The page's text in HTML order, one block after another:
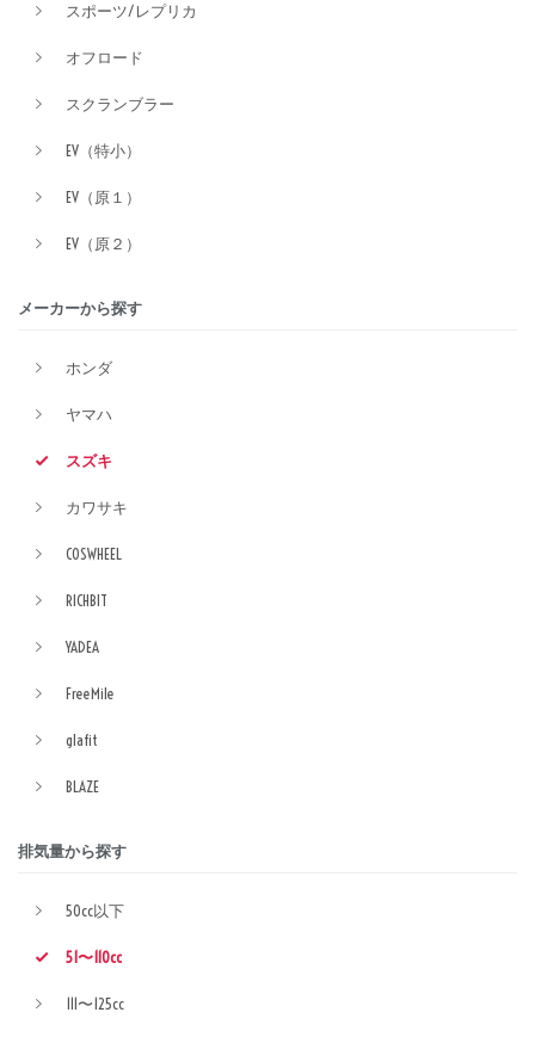
スポーツ/レプリカ
オフロード
スクランブラー
EV（特小）
EV（原１）
EV（原２）
メーカーから探す
ホンダ
ヤマハ
スズキ
カワサキ
COSWHEEL
RICHBIT
YADEA
FreeMile
glafit
BLAZE
排気量から探す
50cc以下
51〜110cc
111〜125cc